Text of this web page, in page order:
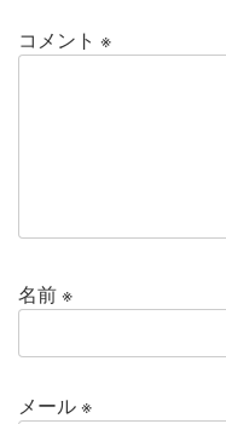
コメント ※
名前※
メール※